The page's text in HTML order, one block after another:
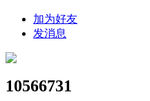
加为好友
发消息
10566731